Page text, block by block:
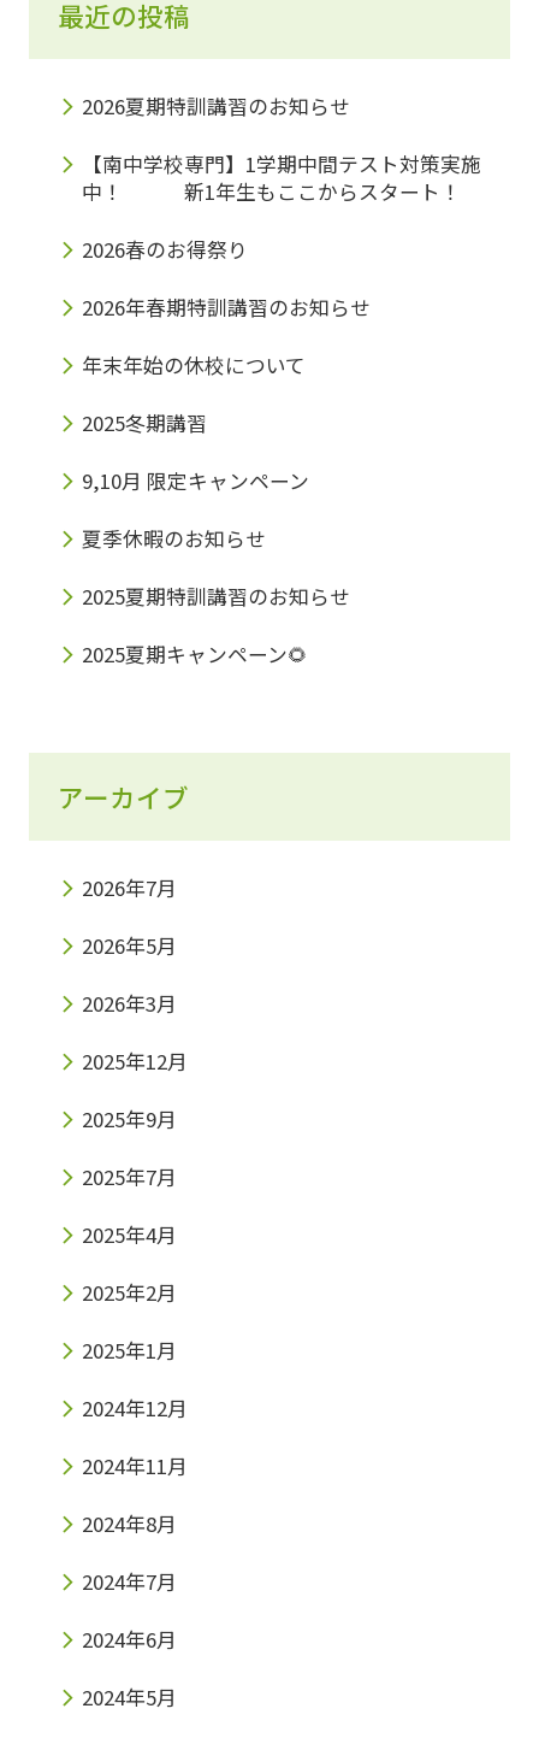
最近の投稿
2026夏期特訓講習のお知らせ
【南中学校専門】1学期中間テスト対策実施
中！ 新1年生もここからスタート！
2026春のお得祭り
2026年春期特訓講習のお知らせ
年末年始の休校について
2025冬期講習
9,10月 限定キャンペーン
夏季休暇のお知らせ
2025夏期特訓講習のお知らせ
2025夏期キャンペーン🌻
アーカイブ
2026年7月
2026年5月
2026年3月
2025年12月
2025年9月
2025年7月
2025年4月
2025年2月
2025年1月
2024年12月
2024年11月
2024年8月
2024年7月
2024年6月
2024年5月